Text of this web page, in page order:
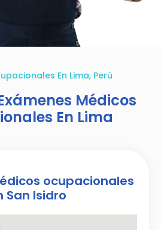
En Lima, Perú
Médicos
En Lima
ocupacionales
San Isidro